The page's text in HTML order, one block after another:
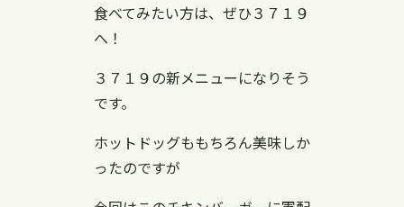
食べてみたい方は、ぜひ３７１９
へ！
３７１９の新メニューになりそう
です。
ホットドッグももちろん美味しか
ったのですが